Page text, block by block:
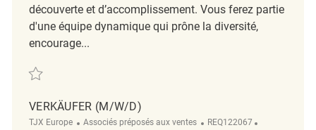
découverte et d’accomplissement. Vous ferez partie
d'une équipe dynamique qui prône la diversité,
encourage...
Sauvegarder Verkäufer (m/w/d) REQ135468
VERKÄUFER (M/W/D)
TJX Europe Catégorie
Associés préposés aux ventes ReqId
REQ122067